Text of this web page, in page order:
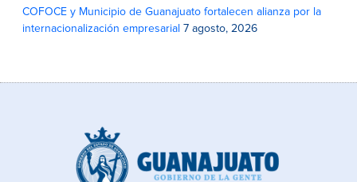
COFOCE y Municipio de Guanajuato fortalecen alianza por la
internacionalización empresarial 7 agosto, 2026